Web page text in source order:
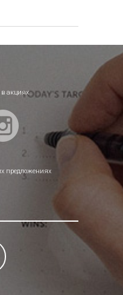
в акциях
предложениях